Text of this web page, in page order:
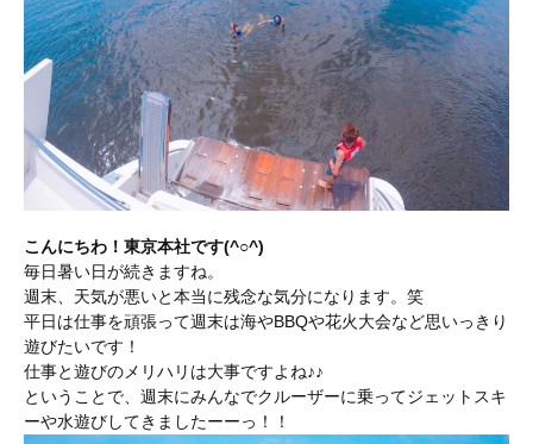
こんにちわ！東京本社です(^○^)
毎日暑い日が続きますね。
週末、天気が悪いと本当に残念な気分になります。笑
平日は仕事を頑張って週末は海やBBQや花火大会など思いっきり
遊びたいです！
仕事と遊びのメリハリは大事ですよね♪♪
ということで、週末にみんなでクルーザーに乗ってジェットスキ
ーや水遊びしてきましたーーっ！！